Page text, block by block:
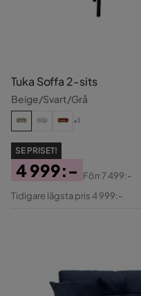
Tuka Soffa 2-sits
Beige/Svart/Grå
+1
SE PRISET!
Pris
4 999:-
Original
Förr7 499:-
Tidigare lägsta pris 4 999:-